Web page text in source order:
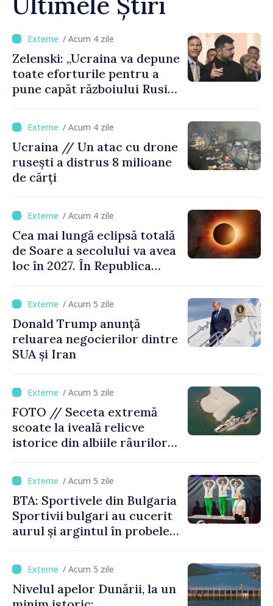
/ Acum 4 zile
Zelenski: „Ucraina va depune
toate eforturile pentru a
pune capăt războiului Rusiei
/ Acum 4 zile
Ucraina // Un atac cu drone
rusești a distrus 8 milioane
de cărți
/ Acum 4 zile
Cea mai lungă eclipsă totală
de Soare a secolului va avea
loc în 2027. În Republica
acoperit în proporție de
până la 44%/ Acum 5 zile
Donald Trump anunță
reluarea negocierilor dintre
SUA și Iran
/ Acum 5 zile
FOTO // Seceta extremă
scoate la iveală relicve
istorice din albiile râurilor
/ Acum 5 zile
BTA: Sportivele din Bulgaria
Sportivii bulgari au cucerit
aurul și argintul în probele
de gimnastică aerobică de la
Oradea
/ Acum 5 zile
Nivelul apelor Dunării, la un